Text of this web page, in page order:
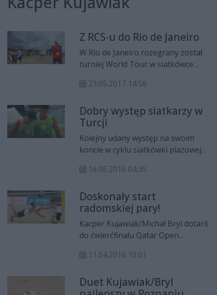
Z RCS-u do Rio de Janeiro
W Rio de Janeiro rozegrany został
turniej World Tour w siatkówce
zawodnicy Radomskiego Centrum
Kujawiak.Najświeższe wiadomości
sportowe z Radomia i regionu
znajdziesz na profilu
Sport.Cozadzien.pl na Facebooku
23.05.2017 14:56
Dobry występ siatkarzy w
Turcji
Kolejny udany występ na swoim
koncie w cyklu siatkówki plażowej
Kujawiak i Michał Bryl. Zawodnicy
Siatkarskiego tym razem dotarli do
ćwierćfinału Antalya Open.
16.05.2016 04:35
Doskonały start
radomskiej pary!
Kacper Kujawiak/Michał Bryl dotarli
do ćwierćfinału Qatar Open
największe osiągnięcie duetu
startów w światowego cyklu
11.04.2016 10:01
Duet Kujawiak/Bryl